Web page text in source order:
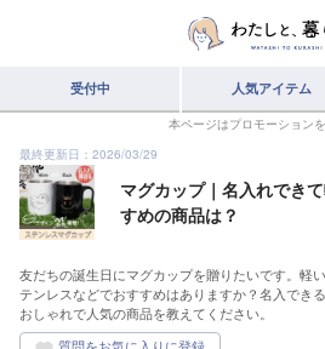
受付中 人気アイテム
本ページはプロモーション
最終更新日：2026/03/29
マグカップ｜名入れでき
すめの商品は？
友だちの誕生日にマグカップを贈りたいです。軽
テンレスなどでおすすめはありますか？名入でき
おしゃれで人気の商品を教えてください。